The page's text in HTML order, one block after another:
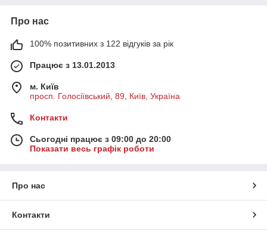
Про нас
100% позитивних з 122 відгуків за рік
Працює з 13.01.2013
м. Київ
просп. Голосіївський, 89, Київ, Україна
Контакти
Сьогодні працює з 09:00 до 20:00
Показати весь графік роботи
Про нас
Контакти